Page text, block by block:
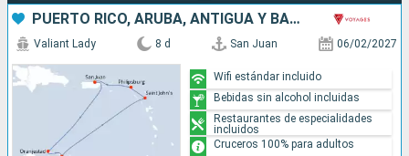
PUERTO RICO, ARUBA, ANTIGUA Y BARBUDA, SAN MARTÍN
Valiant Lady 8 d San Juan 06/02/2027
Wifi estándar incluido
Bebidas sin alcohol incluidas
Restaurantes de especialidades
incluidos
Cruceros 100% para adultos